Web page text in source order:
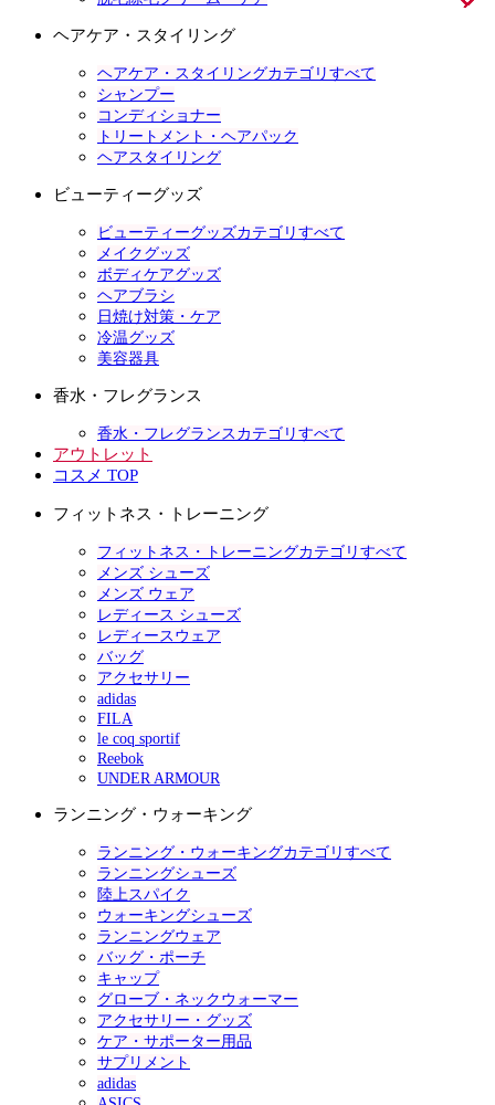
ヘアケア・スタイリング
ヘアケア・スタイリングカテゴリすべて
シャンプー
コンディショナー
トリートメント・ヘアパック
ヘアスタイリング
ビューティーグッズ
ビューティーグッズカテゴリすべて
メイクグッズ
ボディケアグッズ
ヘアブラシ
日焼け対策・ケア
冷温グッズ
美容器具
香水・フレグランス
香水・フレグランスカテゴリすべて
アウトレット
コスメ TOP
フィットネス・トレーニング
フィットネス・トレーニングカテゴリすべて
メンズ シューズ
メンズ ウェア
レディース シューズ
レディースウェア
バッグ
アクセサリー
adidas
FILA
le coq sportif
Reebok
UNDER ARMOUR
ランニング・ウォーキング
ランニング・ウォーキングカテゴリすべて
ランニングシューズ
陸上スパイク
ウォーキングシューズ
ランニングウェア
バッグ・ポーチ
キャップ
グローブ・ネックウォーマー
アクセサリー・グッズ
ケア・サポーター用品
サプリメント
adidas